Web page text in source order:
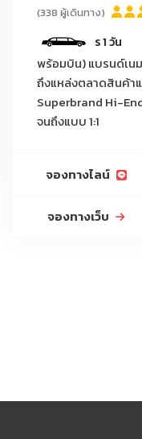
นมีคนขับรถรับ-ส่งบริการ 1
(338 ผู้เดินทาง)
พร้อมบิน) แบรนด์เน
ถึงแหล่งตลาดสินค้า
Superbrand Hi-
จนถึงแบบ 1:1
จองทางไลน์
จองทางเว็บ